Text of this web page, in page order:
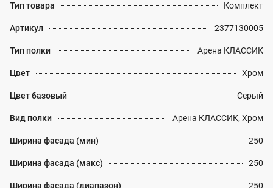
Тип товара Комплект
Артикул 2377130005
Тип полки Арена КЛАССИК
Цвет Хром
Цвет базовый Серый
Вид полки Арена КЛАССИК, Хром
Ширина фасада (мин) 250
Ширина фасада (макс) 250
Ширина фасада (диапазон) 250